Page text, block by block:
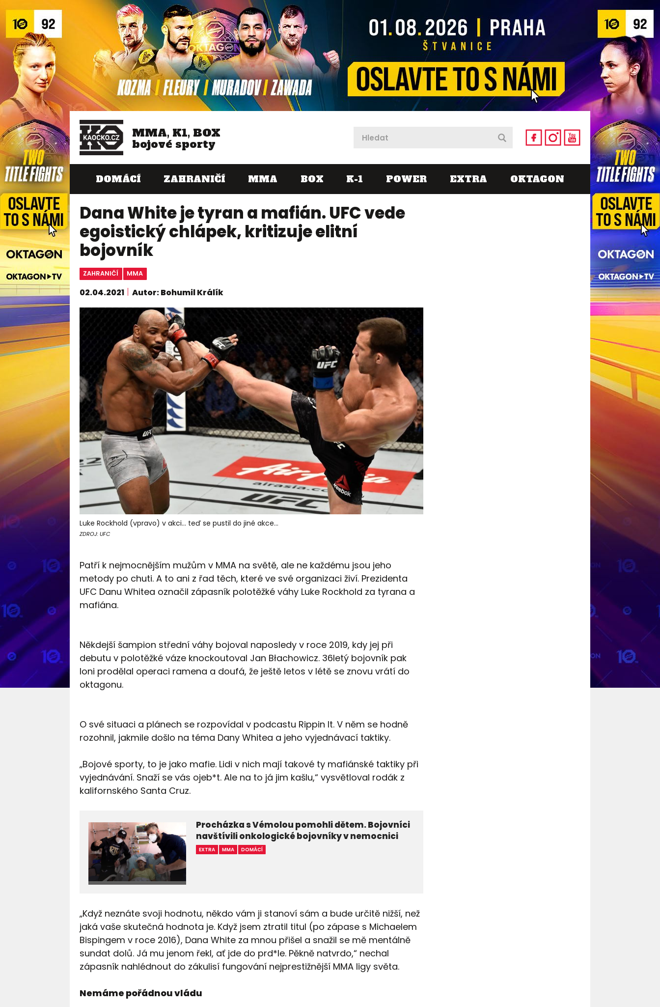
MMA, K1, BOX
bojové sporty
DOMÁCÍ ZAHRANIČÍ MMA BOX K-1 POWER EXTRA OKTAGON
Dana White je tyran a mafián. UFC vede
egoistický chlápek, kritizuje elitní
bojovník
ZAHRANIČÍ MMA
02.04.2021 Autor: Bohumil Králík
Luke Rockhold (vpravo) v akci... teď se pustil do jiné akce...
ZDROJ: UFC
Patří k nejmocnějším mužům v MMA na světě, ale ne každému jsou jeho
metody po chuti. A to ani z řad těch, které ve své organizaci živí. Prezidenta
UFC Danu Whitea označil zápasník polotěžké váhy Luke Rockhold za tyrana a
mafiána.
Někdejší šampion střední váhy bojoval naposledy v roce 2019, kdy jej při
debutu v polotěžké váze knockoutoval Jan Błachowicz. 36letý bojovník pak
loni prodělal operaci ramena a doufá, že ještě letos v létě se znovu vrátí do
oktagonu.
O své situaci a plánech se rozpovídal v podcastu Rippin It. V něm se hodně
rozohnil, jakmile došlo na téma Dany Whitea a jeho vyjednávací taktiky.
„Bojové sporty, to je jako mafie. Lidi v nich mají takové ty mafiánské taktiky při
vyjednávání. Snaží se vás ojeb*t. Ale na to já jim kašlu,“ vysvětloval rodák z
kalifornského Santa Cruz.
Procházka s Vémolou pomohli dětem. Bojovníci
navštívili onkologické bojovníky v nemocnici
EXTRA MMA DOMÁCÍ
„Když neznáte svoji hodnotu, někdo vám ji stanoví sám a bude určitě nižší, než
jaká vaše skutečná hodnota je. Když jsem ztratil titul (po zápase s Michaelem
Bispingem v roce 2016), Dana White za mnou přišel a snažil se mě mentálně
sundat dolů. Já mu jenom řekl, ať jde do prd*le. Pěkně natvrdo,“ nechal
zápasník nahlédnout do zákulisí fungování nejprestižnější MMA ligy světa.
Nemáme pořádnou vládu